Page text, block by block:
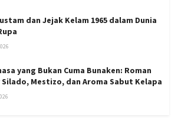
dan Jejak Kelam 1965 dalam Dunia
yang Bukan Cuma Bunaken: Roman
Silado, Mestizo, dan Aroma Sabut Kelapa